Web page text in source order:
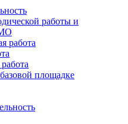
работы и
работа
площадке